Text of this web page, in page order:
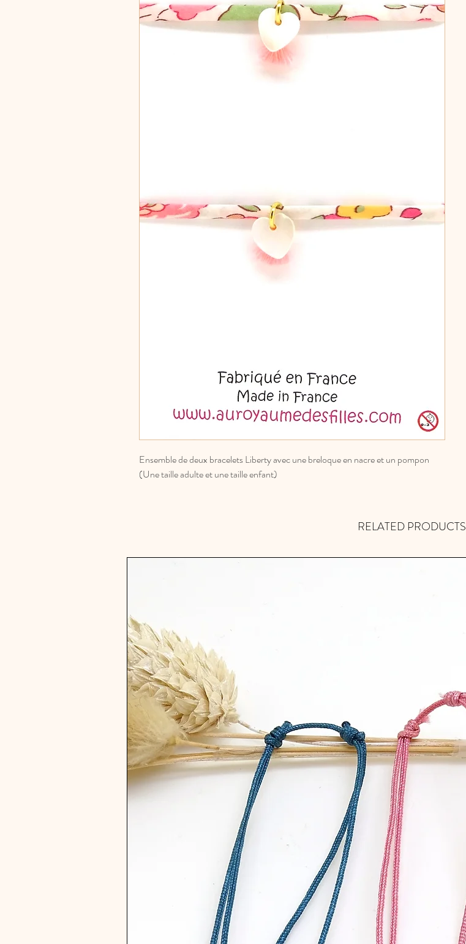
Ensemble de deux bracelets Liberty avec une breloque en nacre et un pompon
(Une taille adulte et une taille enfant)
RELATED PRODUCTS